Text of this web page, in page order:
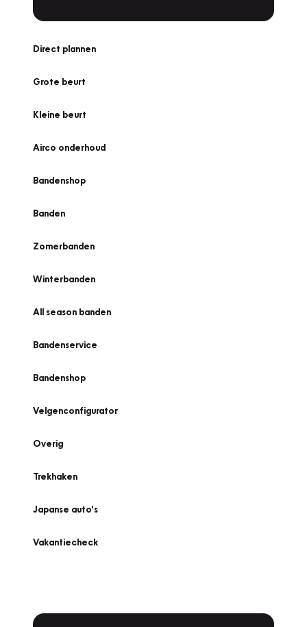
Direct plannen
Grote beurt
Kleine beurt
Airco onderhoud
Bandenshop
Banden
Zomerbanden
Winterbanden
All season banden
Bandenservice
Bandenshop
Velgenconfigurator
Overig
Trekhaken
Japanse auto's
Vakantiecheck